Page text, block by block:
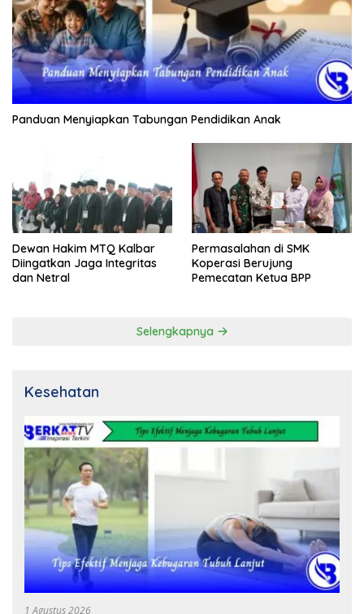
Panduan Menyiapkan Tabungan Pendidikan Anak
Dewan Hakim MTQ Kalbar
Diingatkan Jaga Integritas
dan Netral
Permasalahan di SMK
Koperasi Berujung
Pemecatan Ketua BPP
Selengkapnya
Kesehatan
1 Agustus 2026